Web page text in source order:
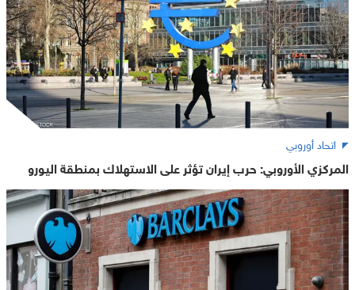
اتحاد أوروبي
المركزي الأوروبي: حرب إيران تؤثر على الاستهلاك بمنطقة اليورو